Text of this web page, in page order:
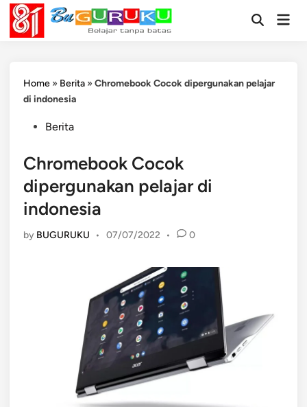
Skip
content
OpenMain
Home » Berita »Chromebook Cocok dipergunakan pelajar
di indonesia
PostedBerita
Chromebook Cocok
dipergunakan pelajar di
indonesia
by BUGURUKU • 07/07/2022 • 0